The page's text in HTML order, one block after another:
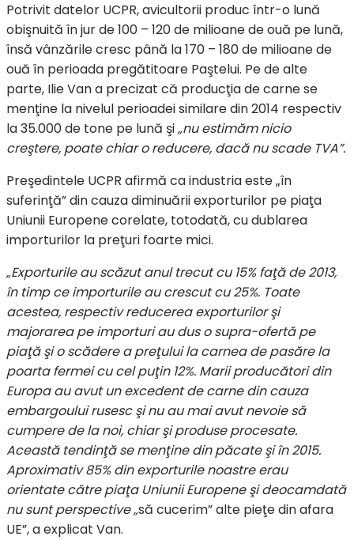
Potrivit datelor UCPR, avicultorii produc într-o lună
obişnuită în jur de 100 – 120 de milioane de ouă pe lună,
însă vânzările cresc până la 170 – 180 de milioane de
ouă în perioada pregătitoare Paştelui. Pe de alte
parte, Ilie Van a precizat că producţia de carne se
menţine la nivelul perioadei similare din 2014 respectiv
la 35.000 de tone pe lună şi„nu estimăm nicio
creştere, poate chiar o reducere, dacă nu scade TVA”.
Preşedintele UCPR afirmă ca industria este „în
suferinţă” din cauza diminuării exporturilor pe piaţa
Uniunii Europene corelate, totodată, cu dublarea
importurilor la preţuri foarte mici.
„Exporturile au scăzut anul trecut cu 15% faţă de 2013,
în timp ce importurile au crescut cu 25%. Toate
acestea, respectiv reducerea exporturilor şi
majorarea pe importuri au dus o supra-ofertă pe
piaţă şi o scădere a preţului la carnea de pasăre la
poarta fermei cu cel puţin 12%. Marii producători din
Europa au avut un excedent de carne din cauza
embargoului rusesc şi nu au mai avut nevoie să
cumpere de la noi, chiar şi produse procesate.
Această tendinţă se menţine din păcate şi în 2015.
Aproximativ 85% din exporturile noastre erau
orientate către piaţa Uniunii Europene şi deocamdată
nu sunt perspective „să cucerim” alte pieţe din afara
UE”, a explicat Van.